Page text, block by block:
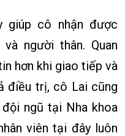
giúp cô nhận được
người thân. Quan
hơn khi giao tiếp và
điều trị, cô Lai cũng
ngũ tại Nha khoa
viên tại đây luôn